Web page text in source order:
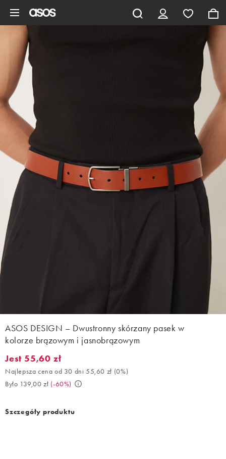
ASOS DESIGN – Dwustronny skórzany pasek w
kolorze brązowym i jasnobrązowym
Jest 55,60 zł. Najlepsza cena od 30 dni 55,60 zł (0%). Było
Jest 55,60 zł
Najlepsza cena od 30 dni 55,60 zł (0%)
Było 139,00 zł (-60%)
Szczegóły produktu